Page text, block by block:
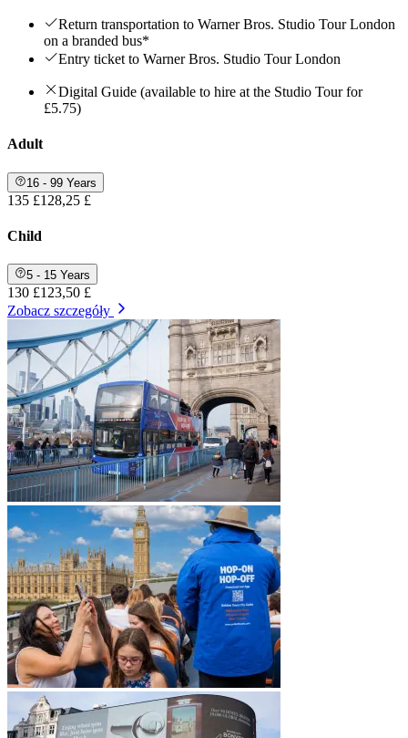
Return transportation to Warner Bros. Studio Tour London
on a branded bus*
Entry ticket to Warner Bros. Studio Tour London
Digital Guide (available to hire at the Studio Tour for
£5.75)
Adult
16 - 99 Years
135 £128,25 £
Child
5 - 15 Years
130 £123,50 £
Zobacz szczegóły